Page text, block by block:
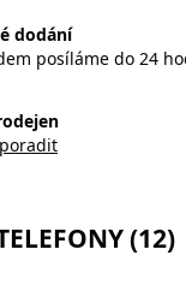
dodání
posíláme do 24
(12)